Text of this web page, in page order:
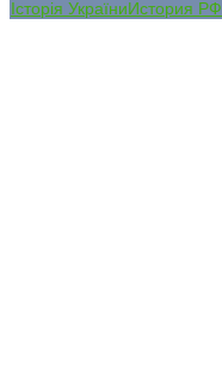
Історія УкраїниИстория РФ